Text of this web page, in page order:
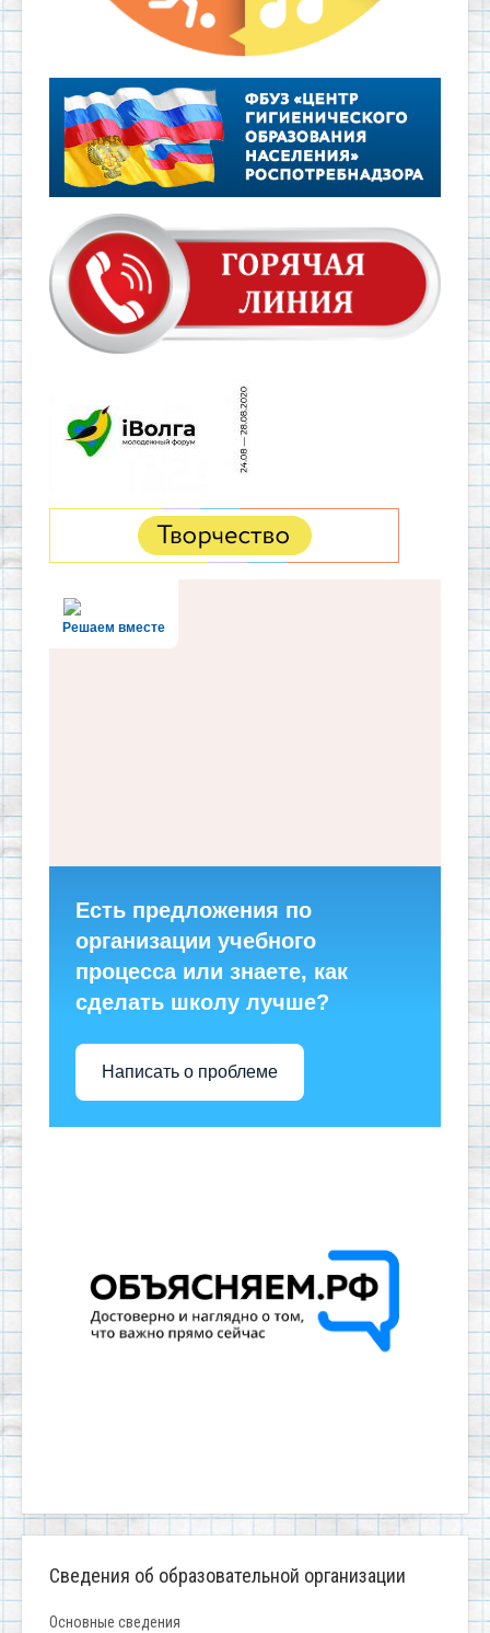
Решаем вместе
Есть предложения по
организации учебного
процесса или знаете, как
сделать школу лучше?
Написать о проблеме
Сведения об образовательной организации
Основные сведения